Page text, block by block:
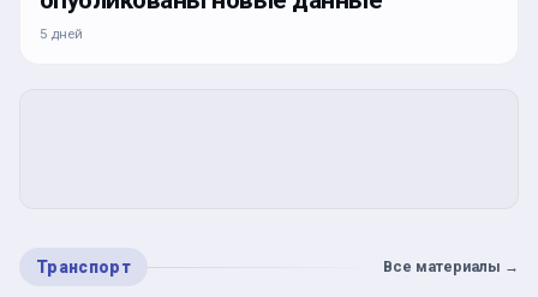
5 дней
Транспорт Все материалы →